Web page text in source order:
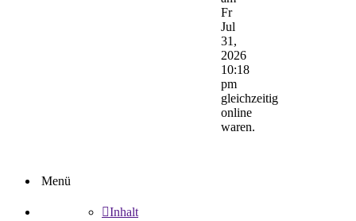
Fr
Jul
31,
2026
10:18
pm
gleichzeitig
online
waren.
Menü
Inhalt